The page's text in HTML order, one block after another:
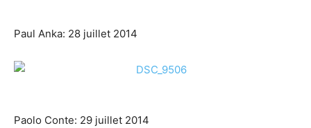
Paul Anka: 28 juillet 2014
Paolo Conte: 29 juillet 2014